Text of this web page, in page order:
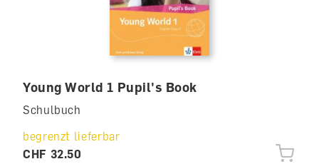
Young World 1 Pupil's Book
Schulbuch
begrenzt lieferbar
CHF 32.50